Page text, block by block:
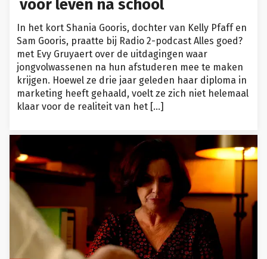
voor leven na school
In het kort Shania Gooris, dochter van Kelly Pfaff en
Sam Gooris, praatte bij Radio 2-podcast Alles goed?
met Evy Gruyaert over de uitdagingen waar
jongvolwassenen na hun afstuderen mee te maken
krijgen. Hoewel ze drie jaar geleden haar diploma in
marketing heeft gehaald, voelt ze zich niet helemaal
klaar voor de realiteit van het […]